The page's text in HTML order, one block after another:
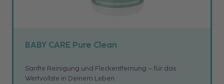
BABY CARE Pure Clean
Sanfte Reinigung und Fleckentfernung – für das
Wertvollste in Deinem Leben.